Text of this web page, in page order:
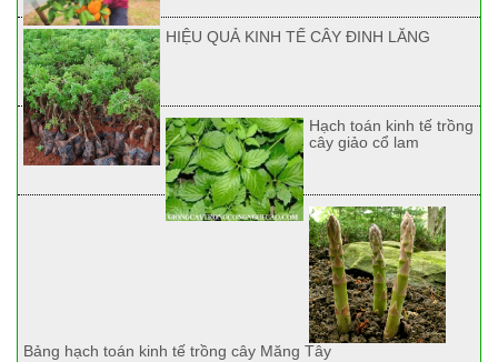
HIỆU QUẢ KINH TẾ CÂY ĐINH LĂNG
Hạch toán kinh tế trồng
cây giảo cổ lam
Bảng hạch toán kinh tế trồng cây Măng Tây